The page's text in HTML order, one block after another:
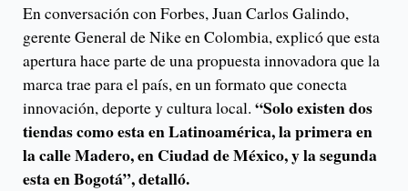
En conversación con Forbes, Juan Carlos Galindo,
gerente General de Nike en Colombia, explicó que esta
apertura hace parte de una propuesta innovadora que la
marca trae para el país, en un formato que conecta
innovación, deporte y cultura local. “Solo existen dos
tiendas como esta en Latinoamérica, la primera en
la calle Madero, en Ciudad de México, y la segunda
esta en Bogotá”, detalló.